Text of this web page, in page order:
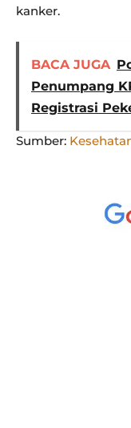
kanker.
BACA JUGA
Penumpang
Registrasi
Sumber: